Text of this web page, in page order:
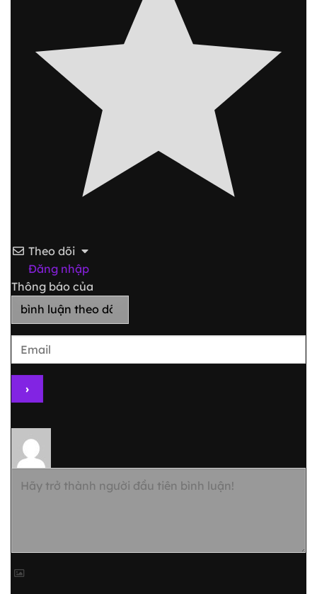
Theo dõi
Đăng nhập
Thông báo của